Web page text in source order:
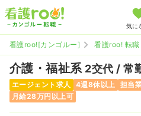
気に
看護roo![カンゴルー] 看護roo! 転職
介護・福祉系 2交代 / 常
エージェント求人 4週8休以上 担当
月給28万円以上可